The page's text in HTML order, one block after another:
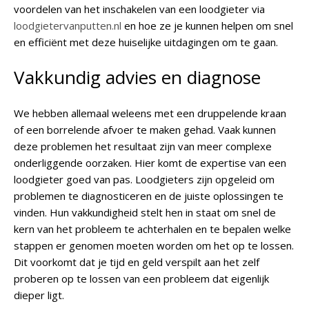
voordelen van het inschakelen van een loodgieter via
loodgietervanputten.nl en hoe ze je kunnen helpen om snel
en efficiënt met deze huiselijke uitdagingen om te gaan.
Vakkundig advies en diagnose
We hebben allemaal weleens met een druppelende kraan
of een borrelende afvoer te maken gehad. Vaak kunnen
deze problemen het resultaat zijn van meer complexe
onderliggende oorzaken. Hier komt de expertise van een
loodgieter goed van pas. Loodgieters zijn opgeleid om
problemen te diagnosticeren en de juiste oplossingen te
vinden. Hun vakkundigheid stelt hen in staat om snel de
kern van het probleem te achterhalen en te bepalen welke
stappen er genomen moeten worden om het op te lossen.
Dit voorkomt dat je tijd en geld verspilt aan het zelf
proberen op te lossen van een probleem dat eigenlijk
dieper ligt.